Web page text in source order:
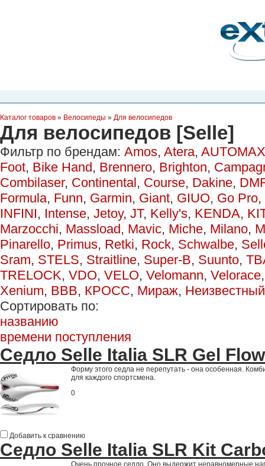
Каталог товаров » Велосипеды » Для велосипедов
Для велосипедов [Selle]
Фильтр по брендам: Amos, Atera,
Foot, Bike Hand, Brennero, Brighton,
Combilaser, Continental, Course, Dakine,
Formula, Funn, Garmin, Giant, GIUO, Go Pro,
INFINI, Intense, Jetoy, JT, Kelly's, KENDA,
Marzocchi, Massload, Mavic, Miche, Milano,
Pinarello, Primus, Retki, Rock, Schwalbe,
Sram, STELS, Straitline, Super-B, Suunto,
TRELOCK, VDO, VELO, Velomann, Velorace
Xenium, ВВВ, КРОСС, Мираж, Неизвестный
Сортировать по:
названию
времени поступления
Седло Selle Italia SLR Gel Flow
Форму этого седла не перепутать - она особенная.
для каждого спортсмена.
0
Добавить к сравнению
Седло Selle Italia SLR Kit
Очень прочное седло. Оно выдержит неравномерные